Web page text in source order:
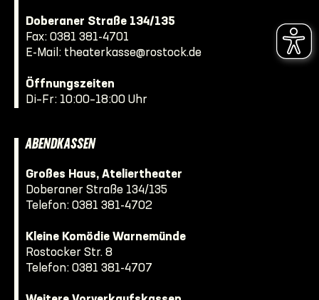
Doberaner Straße 134/135
Fax: 0381 381-4701
E-Mail: theaterkasse@rostock.de
Öffnungszeiten
Di–Fr: 10:00–18:00 Uhr
ABENDKASSEN
Großes Haus, Ateliertheater
Doberaner Straße 134/135
Telefon: 0381 381-4702
Kleine Komödie Warnemünde
Rostocker Str. 8
Telefon: 0381 381-4707